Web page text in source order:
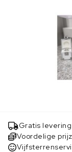
Gratis
Voordelige